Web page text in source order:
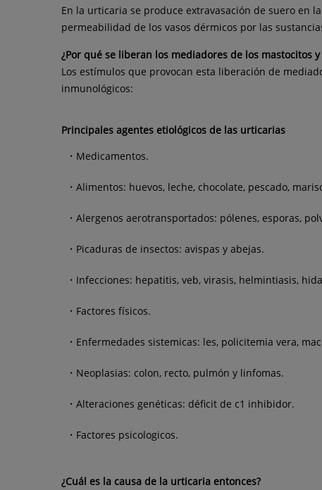
En la urticaria se produce extravasación de suero en
permeabilidad de los vasos dérmicos por las
¿Por qué se liberan los mediadores de los mastocitos y
Los estímulos que provocan esta liberación de
inmunológicos:
Principales agentes etiológicos de las urticarias
Medicamentos.
Alimentos: huevos, leche, chocolate, pescado,
Alergenos aerotransportados: pólenes, esporas,
Picaduras de insectos: avispas y abejas.
Infecciones: hepatitis, veb, virasis, helmintiasis,
Factores físicos.
Enfermedades sistemicas: les, policitemia vera,
Neoplasias: colon, recto, pulmón y linfomas.
Alteraciones genéticas: déficit de c1 inhibidor.
Factores psicologicos.
¿Cuál es la causa de la urticaria entonces?